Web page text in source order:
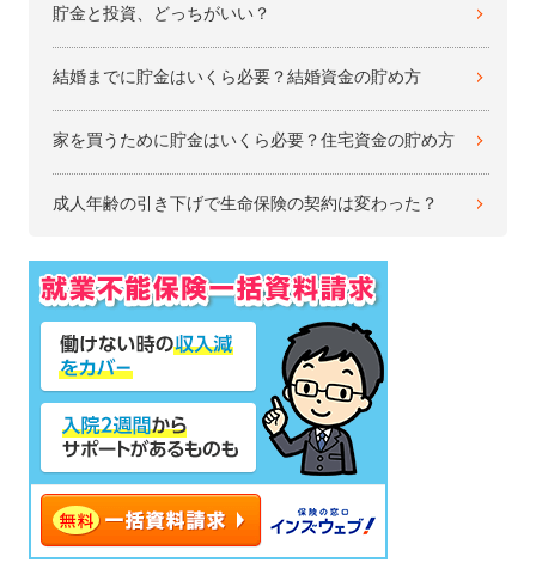
貯金と投資、どっちがいい？
結婚までに貯金はいくら必要？結婚資金の貯め方
家を買うために貯金はいくら必要？住宅資金の貯め方
成人年齢の引き下げで生命保険の契約は変わった？